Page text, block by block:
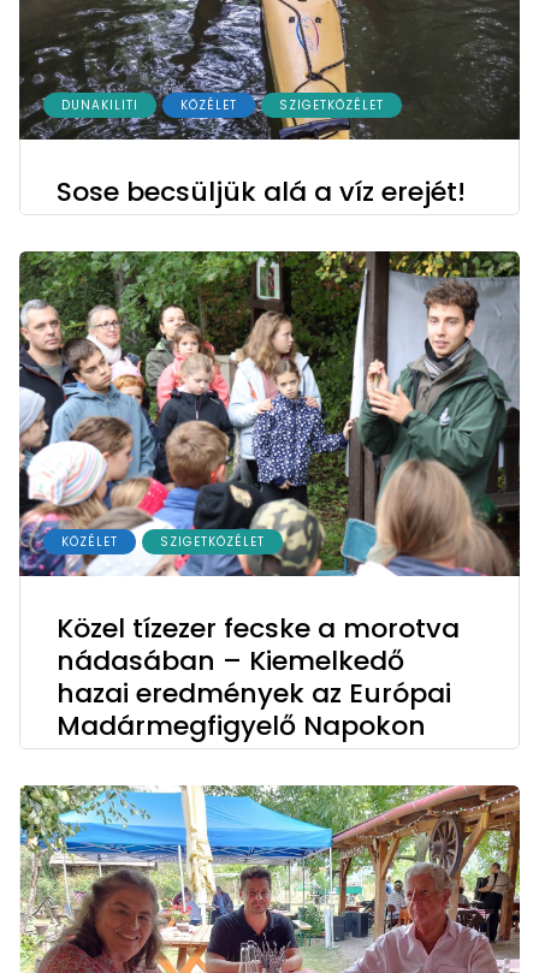
DUNAKILITI KÖZÉLET SZIGETKÖZÉLET
Sose becsüljük alá a víz erejét!
KÖZÉLET SZIGETKÖZÉLET
Közel tízezer fecske a morotva
nádasában – Kiemelkedő
hazai eredmények az Európai
Madármegfigyelő Napokon